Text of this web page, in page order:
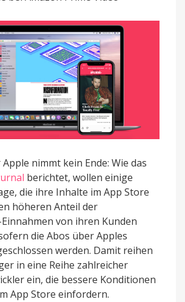
Apple
nimmt kein Ende: Wie das
berichtet, wollen einige
die ihre Inhalte im App Store
höheren Anteil der
von ihren Kunden
die Abos über Apples
werden. Damit reihen
in eine Reihe zahlreicher
ein, die bessere Konditionen
App Store einfordern.